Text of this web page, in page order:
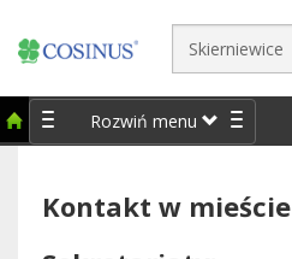
Rozwiń menu
Kontakt w mieście